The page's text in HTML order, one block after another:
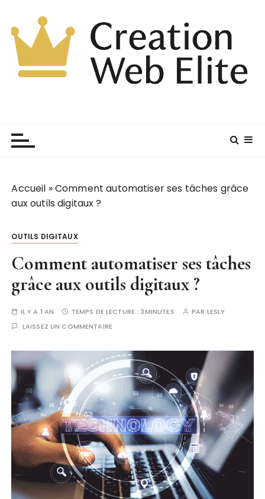
Accueil »Comment automatiser ses tâches grâce
aux outils digitaux ?
OUTILS DIGITAUX
Comment automatiser ses tâches
grâce aux outils digitaux ?
IL Y A 1 AN TEMPS DE LECTURE : 3MINUTES PAR LESLY
LAISSEZ UN COMMENTAIRE